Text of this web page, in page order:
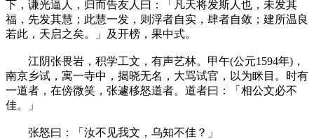
下，谦光逼人，归而告友人曰：「凡天将发斯人也，未发其
福，先发其慧；此慧一发，则浮者自实，肆者自敛；建所温良
若此，天启之矣。」及开榜，果中式。
江阴张畏岩，积学工文，有声艺林。甲午(公元1594年)，
南京乡试，寓一寺中，揭晓无名，大骂试官，以为眯目。时有
一道者，在傍微笑，张遽移怒道者。道者曰：「相公文必不
佳。」
张怒曰：「汝不见我文，乌知不佳？」